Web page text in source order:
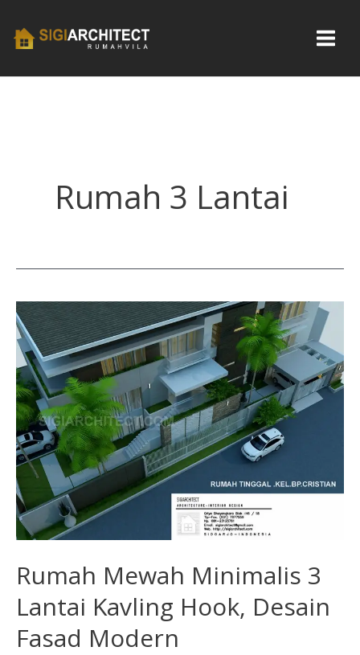
Rumah 3 Lantai
Rumah Mewah Minimalis 3
Lantai Kavling Hook, Desain
Fasad Modern
Rumah
Mewah
Minimalis
3
Lantai
Kavling
Hook,
Desain
Fasad
Modern